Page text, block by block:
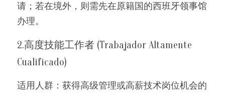
请；若在境外，则需先在原籍国的西班牙领事馆
办理。
2.高度技能工作者 (Trabajador Altamente
Cualificado)
适用人群：获得高级管理或高薪技术岗位机会的